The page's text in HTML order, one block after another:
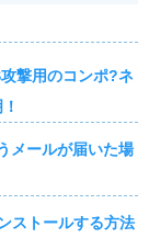
撃用のコンポ?ネ
メールが届いた場
ストールする方法